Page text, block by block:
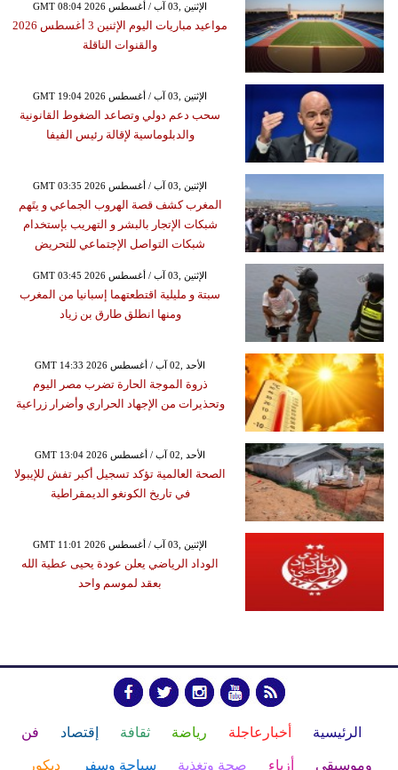
GMT 08:04 2026 الإثنين ,03 آب / أغسطس
مواعيد مباريات اليوم الإثنين 3 أغسطس 2026
والقنوات الناقلة
GMT 19:04 2026 الإثنين ,03 آب / أغسطس
سحب دعم دولي وتصاعد الضغوط القانونية
والدبلوماسية لإقالة رئيس الفيفا
GMT 03:35 2026 الإثنين ,03 آب / أغسطس
المغرب كشف قصة الهروب الجماعي و يتَهم
شبكات الإتجار بالبشر و التهريب بإستخدام
شبكات التواصل الإجتماعي للتحريض
GMT 03:45 2026 الإثنين ,03 آب / أغسطس
سبتة و مليلية اقتطعتهما إسبانيا من المغرب
ومنها انطلق طارق بن زياد
GMT 14:33 2026 الأحد ,02 آب / أغسطس
ذروة الموجة الحارة تضرب مصر اليوم
وتحذيرات من الإجهاد الحراري وأضرار زراعية
GMT 13:04 2026 الأحد ,02 آب / أغسطس
الصحة العالمية تؤكد تسجيل أكبر تفش للإيبولا
في تاريخ الكونغو الديمقراطية
GMT 11:01 2026 الإثنين ,03 آب / أغسطس
الوداد الرياضي يعلن عودة يحيى عطية الله
بعقد لموسم واحد
الرئيسية أخبارعاجلة رياضة ثقافة إقتصاد فن
وموسيقى أزياء صحة وتغذية سياحة وسفر ديكور